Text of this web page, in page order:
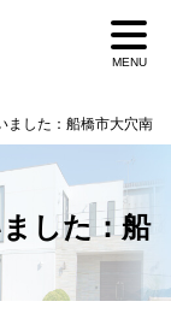
MENU
ました：船橋市大穴南
した：船